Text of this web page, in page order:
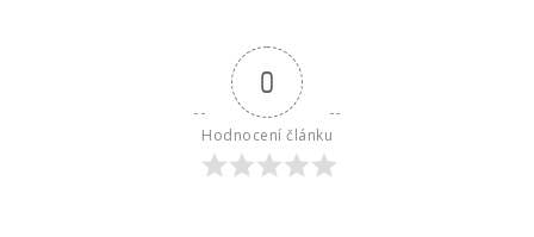
0
Hodnocení článku